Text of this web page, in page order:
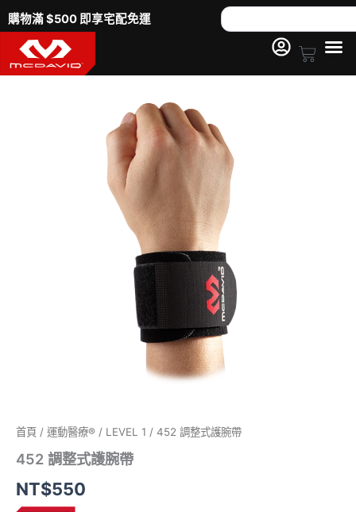
至
要
購物滿 $500 即享宅配免運 Search
Cart
首頁 / 運動醫療® / LEVEL 1 / 452 調整式護腕帶
452 調整式護腕帶
NT$550